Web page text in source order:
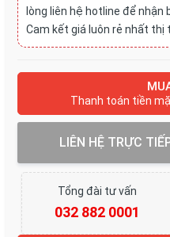
lòng liên hệ hotline để nhận
Cam kết giá luôn rẻ nhất thị
Thanh toán tiền
LIÊN HỆ TRỰC
Tổng đài tư vấn
032 882 0001